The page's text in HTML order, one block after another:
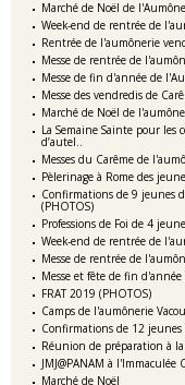
Marché de Noël de
Week-end de rentrée de
Rentrée de l'aumônerie
Messe de rentrée de
Messe de fin d'année de
Messe des vendredis de
Marché de Noël de
La Semaine Sainte pour les
d’autel..
Messes du Carême de
Pèlerinage à Rome des
Confirmations de 9 jeunes
(PHOTOS)
Professions de Foi de 4
Week-end de rentrée de
Messe de rentrée de
Messe et fête de fin
FRAT 2019 (PHOTOS)
Camps de l'aumônerie
Confirmations de 12 jeunes
Réunion de préparation à
JMJ@PANAM à
Marché de Noël